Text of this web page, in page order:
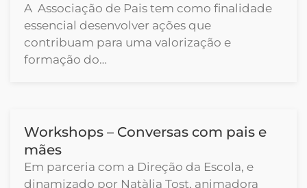
A Associação de Pais tem como finalidade
essencial desenvolver ações que
contribuam para uma valorização e
formação do…
Workshops – Conversas com pais e
mães
Em parceria com a Direção da Escola, e
dinamizado por Natàlia Tost, animadora